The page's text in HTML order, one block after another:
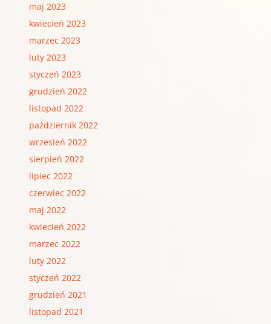
maj 2023
kwiecień 2023
marzec 2023
luty 2023
styczeń 2023
grudzień 2022
listopad 2022
październik 2022
wrzesień 2022
sierpień 2022
lipiec 2022
czerwiec 2022
maj 2022
kwiecień 2022
marzec 2022
luty 2022
styczeń 2022
grudzień 2021
listopad 2021